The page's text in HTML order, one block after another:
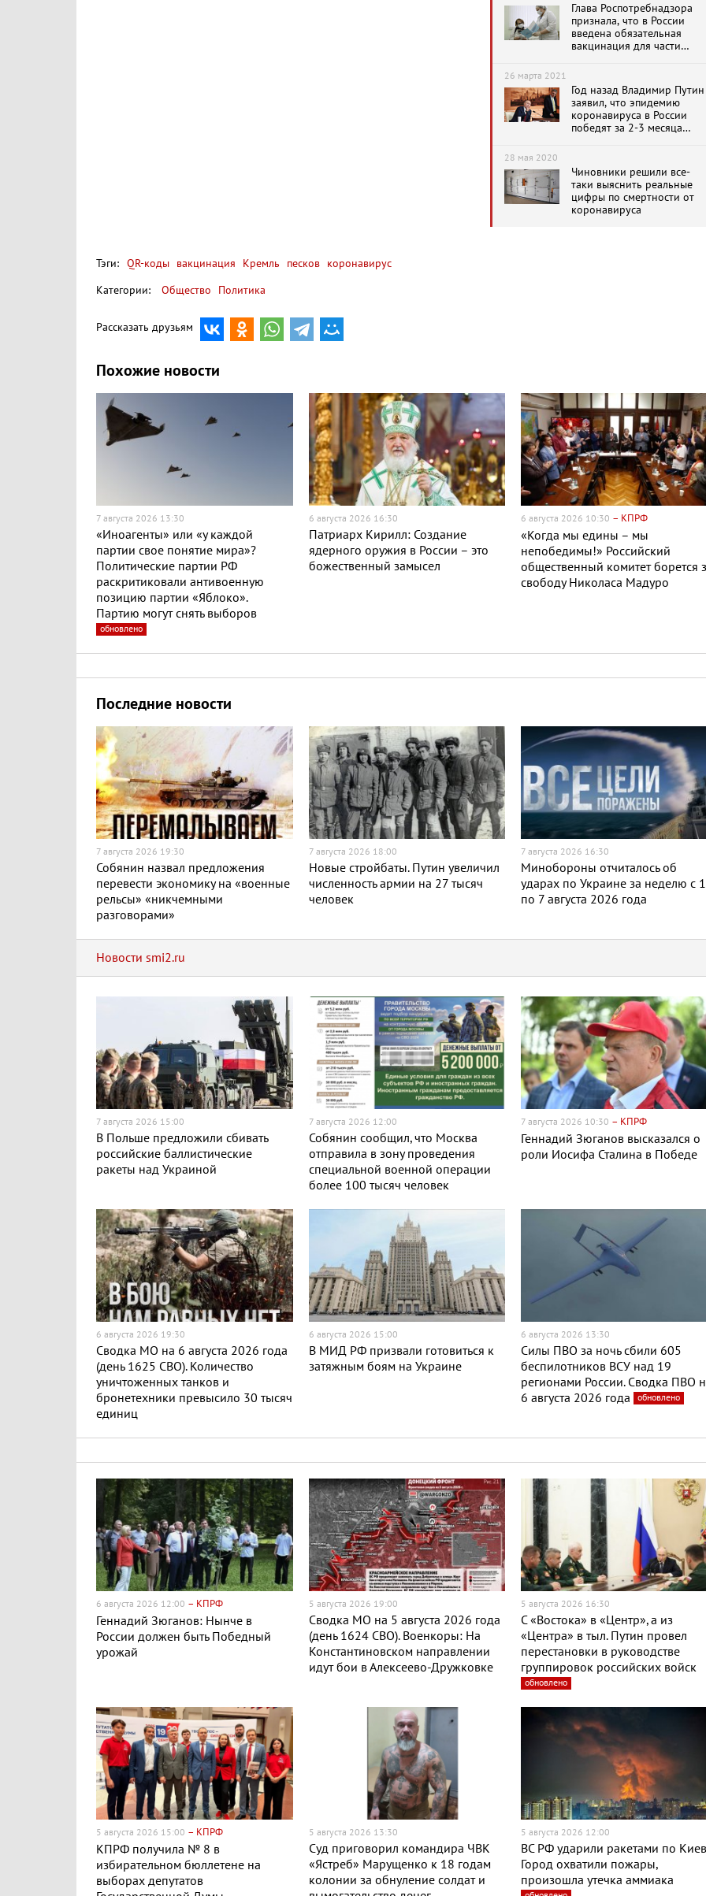
Глава Роспотребнадзора
признала, что в России
введена обязательная
вакцинация для части
26 марта 2021
Год назад Владимир Путин
заявил, что эпидемию
коронавируса в России
победят за 2-3 месяца
28 мая 2020
Чиновники решили все-
таки выяснить реальные
цифры по смертности от
коронавируса
Тэги: QR-коды вакцинация Кремль песков коронавирус
Категории:
Общество Политика
Рассказать друзьям
Похожие новости
7 августа 2026 13:30
«Иноагенты» или «у каждой
партии свое понятие мира»?
Политические партии РФ
раскритиковали антивоенную
позицию партии «Яблоко».
Партию могут снять выборов
обновлено
6 августа 2026 16:30
Патриарх Кирилл: Создание
ядерного оружия в России – это
божественный замысел
6 августа 2026 10:30 – КПРФ
«Когда мы едины – мы
непобедимы!» Российский
общественный комитет борется
свободу Николаса Мадуро
Последние новости
7 августа 2026 19:30
Собянин назвал предложения
перевести экономику на «военные
рельсы» «никчемными
разговорами»
7 августа 2026 18:00
Новые стройбаты. Путин увеличил
численность армии на 27 тысяч
человек
7 августа 2026 16:30
Минобороны отчиталось об
ударах по Украине за неделю с 1
по 7 августа 2026 года
Новости smi2.ru
7 августа 2026 15:00
В Польше предложили сбивать
российские баллистические
ракеты над Украиной
7 августа 2026 12:00
Собянин сообщил, что Москва
отправила в зону проведения
специальной военной операции
более 100 тысяч человек
7 августа 2026 10:30 – КПРФ
Геннадий Зюганов высказался о
роли Иосифа Сталина в Победе
6 августа 2026 19:30
Сводка МО на 6 августа 2026 года
(день 1625 СВО). Количество
уничтоженных танков и
бронетехники превысило 30 тысяч
единиц
6 августа 2026 15:00
В МИД РФ призвали готовиться к
затяжным боям на Украине
6 августа 2026 13:30
Силы ПВО за ночь сбили 605
беспилотников ВСУ над 19
регионами России. Сводка ПВО
6 августа 2026 года
обновлено
6 августа 2026 12:00 – КПРФ
Геннадий Зюганов: Нынче в
России должен быть Победный
урожай
5 августа 2026 19:00
Сводка МО на 5 августа 2026 года
(день 1624 СВО). Военкоры: На
Константиновском направлении
идут бои в Алексеево-Дружковке
5 августа 2026 16:30
С «Востока» в «Центр», а из
«Центра» в тыл. Путин провел
перестановки в руководстве
группировок российских войск
обновлено
5 августа 2026 15:00 – КПРФ
КПРФ получила № 8 в
избирательном бюллетене на
выборах депутатов
5 августа 2026 13:30
Суд приговорил командира ЧВК
«Ястреб» Марущенко к 18 годам
колонии за обнуление солдат и
5 августа 2026 12:00
ВС РФ ударили ракетами по
Город охватили пожары,
произошла утечка аммиака